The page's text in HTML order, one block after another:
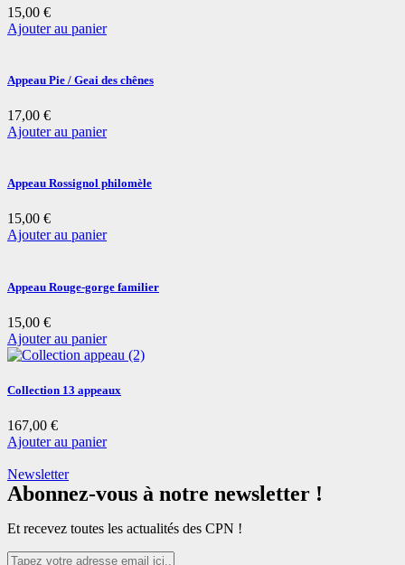
15,00 €
Ajouter au panier
Appeau Pie / Geai des chênes
17,00 €
Ajouter au panier
Appeau Rossignol philomèle
15,00 €
Ajouter au panier
Appeau Rouge-gorge familier
15,00 €
Ajouter au panier
Collection 13 appeaux
167,00 €
Ajouter au panier
Newsletter
Abonnez-vous à notre newsletter !
Et recevez toutes les actualités des CPN !